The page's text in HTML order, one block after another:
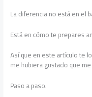
La diferencia no está en el
Está en cómo te prepares
Así que en este artículo te
me hubiera gustado que
Paso a paso.